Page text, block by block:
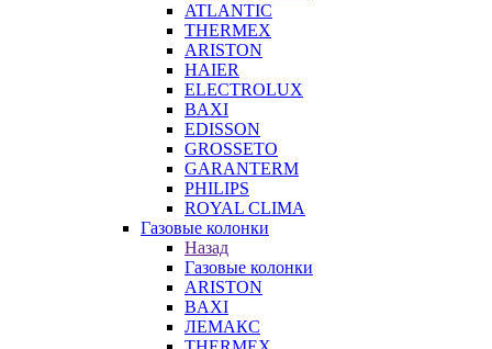
ATLANTIC
THERMEX
ARISTON
HAIER
ELECTROLUX
BAXI
EDISSON
GROSSETO
GARANTERM
PHILIPS
ROYAL CLIMA
Газовые колонки
Назад
Газовые колонки
ARISTON
BAXI
ЛЕМАКС